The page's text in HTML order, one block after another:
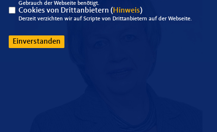
Gebrauch der Webseite benötigt.
Cookies von Drittanbietern (Hinweis)
Derzeit verzichten wir auf Scripte von Drittanbietern auf der Webseite.
Einverstanden